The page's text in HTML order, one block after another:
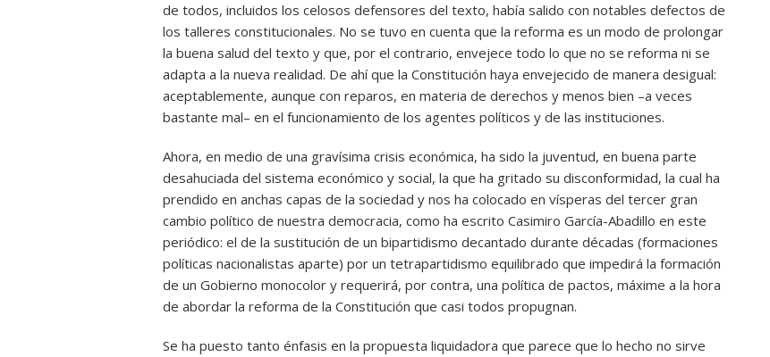
de todos, incluidos los celosos defensores del texto, había salido con notables defectos de
los talleres constitucionales. No se tuvo en cuenta que la reforma es un modo de prolongar
la buena salud del texto y que, por el contrario, envejece todo lo que no se reforma ni se
adapta a la nueva realidad. De ahí que la Constitución haya envejecido de manera desigual:
aceptablemente, aunque con reparos, en materia de derechos y menos bien –a veces
bastante mal– en el funcionamiento de los agentes políticos y de las instituciones.
Ahora, en medio de una gravísima crisis económica, ha sido la juventud, en buena parte
desahuciada del sistema económico y social, la que ha gritado su disconformidad, la cual ha
prendido en anchas capas de la sociedad y nos ha colocado en vísperas del tercer gran
cambio político de nuestra democracia, como ha escrito Casimiro García-Abadillo en este
periódico: el de la sustitución de un bipartidismo decantado durante décadas (formaciones
políticas nacionalistas aparte) por un tetrapartidismo equilibrado que impedirá la formación
de un Gobierno monocolor y requerirá, por contra, una política de pactos, máxime a la hora
de abordar la reforma de la Constitución que casi todos propugnan.
Se ha puesto tanto énfasis en la propuesta liquidadora que parece que lo hecho no sirve